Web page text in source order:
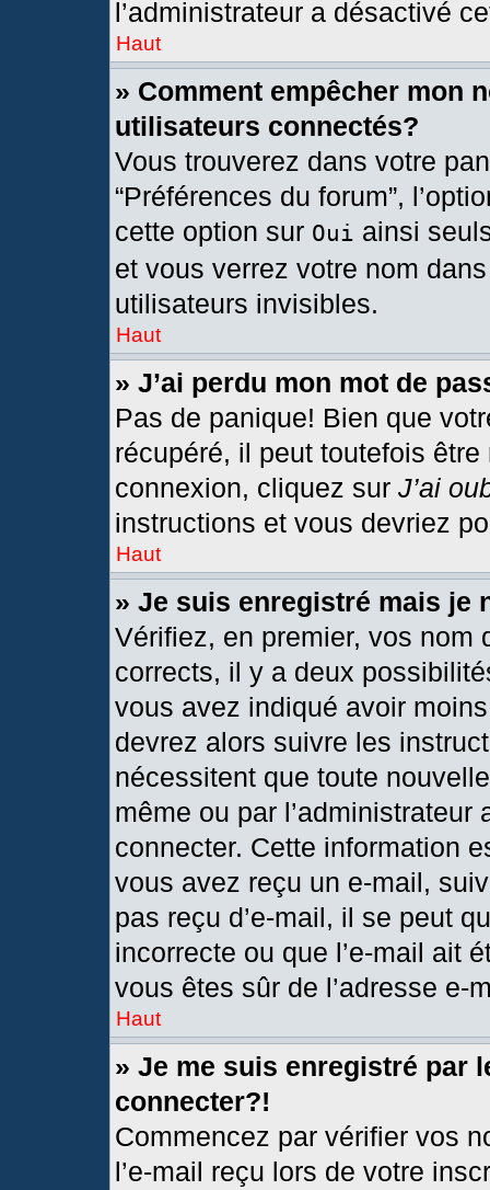
l’administrateur a désactivé
Haut
» Comment empêcher mon
utilisateurs connectés?
Vous trouverez dans votre
“Préférences du forum”,
cette option sur Oui ainsi
et vous verrez votre nom
utilisateurs invisibles.
Haut
» J’ai perdu mon mot de
Pas de panique! Bien que
récupéré, il peut toutefois
connexion, cliquez sur J’ai
instructions et vous devriez
Haut
» Je suis enregistré mais je
Vérifiez, en premier, vos nom
corrects, il y a deux
vous avez indiqué avoir
devrez alors suivre les
nécessitent que toute
même ou par
connecter. Cette information
vous avez reçu un e-mail,
pas reçu d’e-mail, il se peut
incorrecte ou que l’e-mail ait
vous êtes sûr de l’adresse e-
Haut
» Je me suis enregistré par
connecter?!
Commencez par vérifier vos
l’e-mail reçu lors de votre